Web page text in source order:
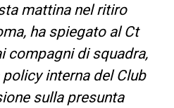
mattina nel ritiro
ha spiegato al Ct
compagni di squadra,
interna del Club
sulla presunta